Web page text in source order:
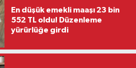
En düşük emekli maaşı 23 bin
552 TL oldu! Düzenleme
yürürlüğe girdi